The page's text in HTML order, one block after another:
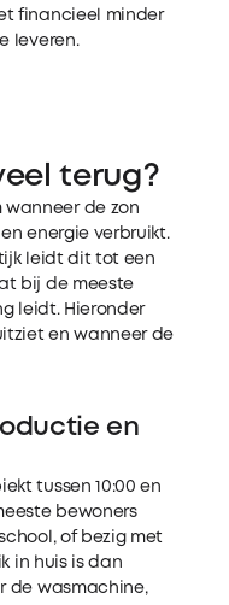
financieel minder
leveren.
terug?
wanneer de zon
energie verbruikt.
leidt dit tot een
bij de meeste
leidt. Hieronder
en wanneer de
en
tussen 10:00 en
bewoners
of bezig met
in huis is dan
de wasmachine,